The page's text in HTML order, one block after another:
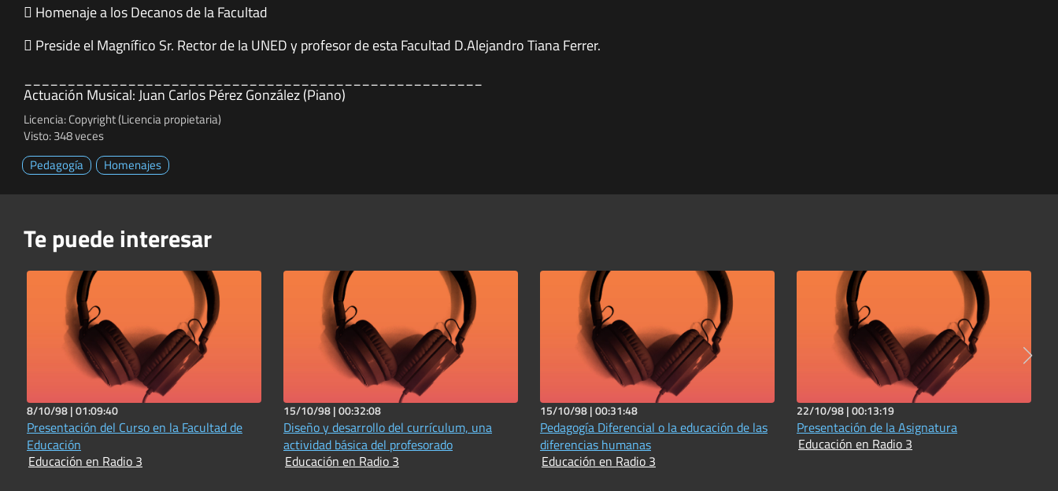
 Homenaje a los Decanos de la Facultad
 Preside el Magnífico Sr. Rector de la UNED y profesor de esta Facultad D.Alejandro Tiana Ferrer.
Actuación Musical: Juan Carlos Pérez González (Piano)
Licencia: Copyright (Licencia propietaria)
Visto: 348 veces
Pedagogía
Homenajes
Te puede interesar
8/10/98 |01:09:40
Presentación del Curso en la Facultad de
Educación
Educación en Radio 3
15/10/98 |00:32:08
Diseño y desarrollo del currículum, una
actividad básica del profesorado
Educación en Radio 3
15/10/98 |00:31:48
Pedagogía Diferencial o la educación de las
diferencias humanas
Educación en Radio 3
22/10/98 |00:13:19
Presentación de la Asignatura
Educación en Radio 3